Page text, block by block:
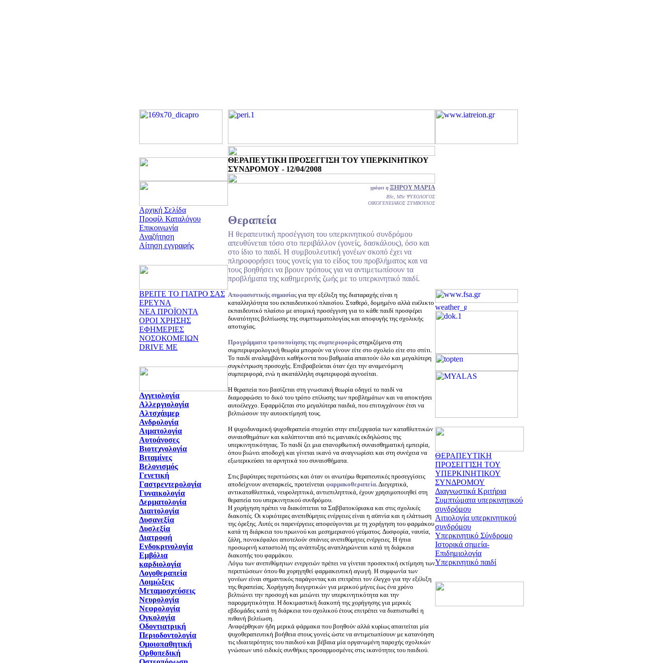
Αρχική Σελίδα
Προφίλ Καταλόγου
Επικοινωνία
Αναζήτηση
Αίτηση εγγραφής
ΒΡΕΙΤΕ ΤΟ ΓΙΑΤΡΟ ΣΑΣ
ΕΡΕΥΝΑ
ΝΕΑ ΠΡΟΪΟΝΤΑ
ΟΡΟΙ ΧΡΗΣΗΣ
ΕΦΗΜΕΡΙΕΣ
ΝΟΣΟΚΟΜΕΙΩΝ
DRIVE ME
Αγγειολογία
Αλλεργιολογία
Αλτσχάιμερ
Ανδρολογία
Αιματολογία
Αυτοάνοσες
Βιοτεχνολογία
Βιταμίνες
Βελονισμός
Γενετική
Γαστρεντερολογία
Γυναικολογία
Δερματολογία
Διαιτολογία
Δυσανεξία
Δυσλεξία
Διατροφή
Ενδοκρινολογία
Εμβόλια
καρδιολογία
Λογοθεραπεία
Λοιμώξεις
Μεταμοσχεύσεις
Νευρολογία
Νεφρολογία
Ογκολογία
Οδοντιατρική
Περιοδοντολογία
Ομοιοπαθητική
Ορθοπεδική
ΘΕΡΑΠΕΥΤΙΚΗ ΠΡΟΣΕΓΓΙΣΗ ΤΟΥ ΥΠΕΡΚΙΝΗΤΙΚΟΥ
ΣΥΝΔΡΟΜΟΥ - 12/04/2008
γράφει η ΞΗΡΟΥ ΜΑΡΙΑ
BSc, MSc ΨΥΧΟΛΟΓΟΣ
ΟΙΚΟΓΕΝΕΙΑΚΟΣ ΣΥΜΒΟΥΛΟΣ
Θεραπεία
Η θεραπευτική προσέγγιση του υπερκινητικού συνδρόμου
απευθύνεται τόσο στο περιβάλλον (γονείς, δασκάλους), όσο και
στο ίδιο το παιδί. Η συμβουλευτική γονέων σκοπό έχει να
πληροφορήσει τους γονείς για το είδος του προβλήματος και να
τους βοηθήσει να βρουν τρόπους για να αντιμετωπίσουν τα
προβλήματα της καθημερινής ζωής με το υπερκινητικό παιδί.
Αποφασιστικής σημασίαςγια την εξέλιξη της διαταραχής είναι η
καταλληλότητα του εκπαιδευτικού πλαισίου. Σταθερό, δομημένο αλλά ευέλικτο
εκπαιδευτικό πλαίσιο με ατομική προσέγγιση για το κάθε παιδί προσφέρει
δυνατότητες βελτίωσης της συμπτωματολογίας και αποφυγής της σχολικής
αποτυχίας.
Προγράμματα τροποποίησης της συμπεριφοράςστηριζόμενα στη
συμπεριφερολογική θεωρία μπορούν να γίνουν είτε στο σχολείο είτε στο σπίτι.
Το παιδί αναλαμβάνει καθήκοντα που βαθμιαία απαιτούν όλο και μεγαλύτερη
συγκέντρωση προσοχής. Επιβραβεύεται όταν έχει την αναμενόμενη
συμπεριφορά, ενώ η ακατάλληλη συμπεριφορά αγνοείται.
Η θεραπεία που βασίζεται στη γνωσιακή θεωρία οδηγεί το παιδί να
διαμορφώσει το δικό του τρόπο επίλυσης των προβλημάτων και να αποκτήσει
αυτοέλεγχο. Εφαρμόζεται στο μεγαλύτερα παιδιά, που επιτυγχάνουν έτσι να
βελτιώσουν την αυτοεκτίμησή τους.
Η ψυχοδυναμική ψυχοθεραπεία στοχεύει στην επεξεργασία των καταθλιπτικών
συναισθημάτων και καλύπτονται από τις μανιακές εκδηλώσεις της
υπερκινητικότητας. Το παιδί ζει μια επανορθωτική συναισθηματική εμπειρία,
όπου βιώνει αποδοχή και γίνεται ικανό να αναγνωρίσει και στη συνέχεια να
εξωτερικεύσει τα αρνητικά του συναισθήματα.
Στις βαρύτερες περιπτώσεις και όταν οι ανωτέρω θεραπευτικές προσεγγίσεις
αποδείχνουν ανεπαρκείς, προτείνεται φαρμακοθεραπεία.Διεγερτικά,
αντικαταθλιπτικά, νευροληπτικά, αντιεπιληπτικά, έχουν χρησιμοποιηθεί στη
θεραπεία του υπερκινητικού συνδρόμου.
Η χορήγηση πρέπει να διακόπτεται τα Σαββατοκύριακα και στις σχολικές
διακοπές. Οι κυριότερες ανεπιθύμητες ενέργειες είναι η αϋπνία και η ελάττωση
της όρεξης. Αυτές οι παρενέργειες αποφεύγονται με τη χορήγηση του φαρμάκου
κατά τη διάρκεια του πρωινού και μεσημεριανού γεύματος. Δυσφορία, ναυτία,
ζάλη, πονοκέφαλοι αποτελούν σπάνιες ανεπιθύμητες ενέργειες. Η ήπια
προσωρινή καταστολή της ανάπτυξης αναπληρώνεται κατά τη διάρκεια
διακοπής του φαρμάκου.
Λόγω των ανεπιθύμητων ενεργειών πρέπει να γίνεται προσεκτική εκτίμηση των
περιπτώσεων όπου θα χορηγηθεί φαρμακευτική αγωγή. Η συμφωνία των
γονέων είναι σημαντικός παράγοντας και επιτρέπει τον έλεγχο για την εξέλιξη
της θεραπείας. Χορήγηση διεγερτικών για μερικού μήνες έως ένα χρόνο
βελτιώνει την προσοχή και μειώνει την υπερκινητικότητα και την
παρορμητικότητα. Η δοκιμαστική διακοπή της χορήγησης για μερικές
εβδομάδες κατά τη διάρκεια του σχολικού έτους επιτρέπει να διαπιστωθεί η
πιθανή βελτίωση.
Αναφέρθηκαν ήδη μερικά φάρμακα που βοηθούν αλλά κυρίως απαιτείται μία
ψυχοθεραπευτική βοήθεια στους γονείς ώστε να αντιμετωπίσουν με κατανόηση
τις ιδιαιτερότητες του παιδιού και βέβαια μία οργανωμένη παροχής σχολικών
γνώσεων υπό ειδικές συνθήκες προσαρμοσμένες στις ικανότητες του παιδιού.
ΘΕΡΑΠΕΥΤΙΚΗ
ΠΡΟΣΕΓΓΙΣΗ ΤΟΥ
ΥΠΕΡΚΙΝΗΤΙΚΟΥ
ΣΥΝΔΡΟΜΟΥ
Διαγνωστικά Κριτήρια
Συμπτώματα υπερκινητικού
συνδρόμου
Αιτιολογία υπερκινητικού
συνδρόμου
Υπερκινητικό Σύνδρομο
Ιστορικά σημεία-
Επιδημιολογία
Υπερκινητικό παιδί